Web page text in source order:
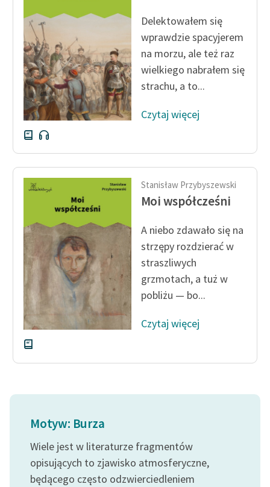
feministycznej
Ręce pełne poezji
Kolekcje edukacyjne
twórców przechodzących
do domeny publicznej,
lektur szkolnych oraz
Starego Testamentu
Odkurzamy bohaterów
Szkoła Poezji Wolnych
Lektur
Kontakt
O projekcie
Zespół
Zasady wykorzystania
Wolnych Lektur
Logotypy
Dane fundacji i
sprawozdania finansowe
Delektowałem się
wprawdzie spacyjerem
na morzu, ale też raz
wielkiego nabrałem się
strachu, a to...
Czytaj więcej
Stanisław Przybyszewski
Moi współcześni
A niebo zdawało się na
strzępy rozdzierać w
straszliwych
grzmotach, a tuż w
pobliżu — bo...
Czytaj więcej
Motyw: Burza
Wiele jest w literaturze fragmentów
opisujących to zjawisko atmosferyczne,
będącego często odzwierciedleniem